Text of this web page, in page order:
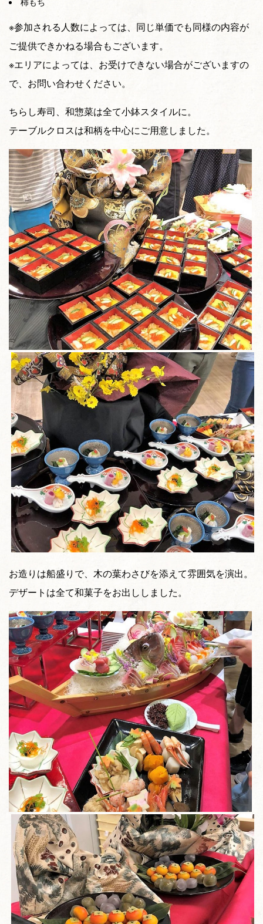
※参加される人数によっては、同じ単価でも同様の内容が
ご提供できかねる場合もございます。
※エリアによっては、お受けできない場合がございますの
で、お問い合わせください。
ちらし寿司、和惣菜は全て小鉢スタイルに。
テーブルクロスは和柄を中心にご用意しました。
お造りは船盛りで、木の葉わさびを添えて雰囲気を演出。
デザートは全て和菓子をお出ししました。